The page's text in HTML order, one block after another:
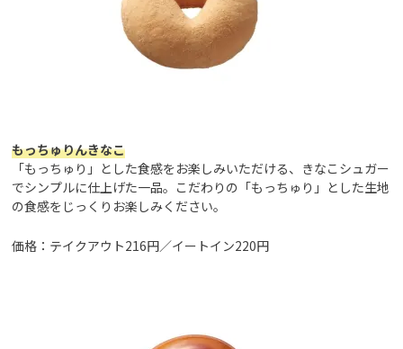
もっちゅりんきなこ
「もっちゅり」とした食感をお楽しみいただける、きなこシュガー
でシンプルに仕上げた一品。こだわりの「もっちゅり」とした生地
の食感をじっくりお楽しみください。
価格：テイクアウト216円／イートイン220円